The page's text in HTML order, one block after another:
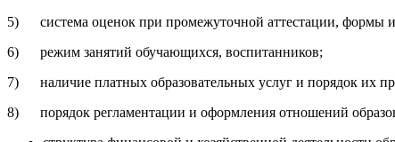
5) система оценок при промежуточной аттестации, формы и
6) режим занятий обучающихся, воспитанников;
7) наличие платных образовательных услуг и порядок их
8) порядок регламентации и оформления отношений